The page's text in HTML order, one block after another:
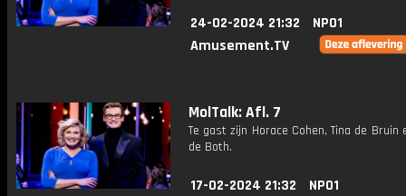
24-02-2024 21:32
NPO1
Amusement.TV
MolTalk: Afl. 7
Te gast zijn Horace Cohen, Tina de Bruin
de Both.
17-02-2024 21:32
NPO1